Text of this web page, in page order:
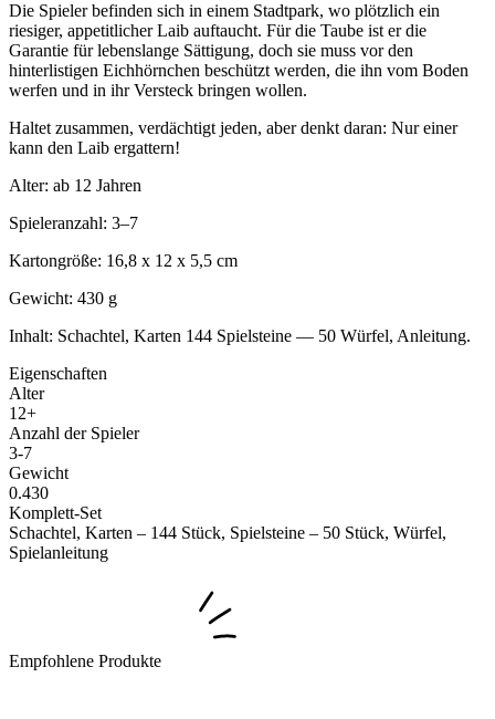
Die Spieler befinden sich in einem Stadtpark, wo plötzlich ein
riesiger, appetitlicher Laib auftaucht. Für die Taube ist er die
Garantie für lebenslange Sättigung, doch sie muss vor den
hinterlistigen Eichhörnchen beschützt werden, die ihn vom Boden
werfen und in ihr Versteck bringen wollen.
Haltet zusammen, verdächtigt jeden, aber denkt daran: Nur einer
kann den Laib ergattern!
Alter: ab 12 Jahren
Spieleranzahl: 3–7
Kartongröße: 16,8 x 12 x 5,5 cm
Gewicht: 430 g
Inhalt: Schachtel, Karten 144 Spielsteine ​​— 50 Würfel, Anleitung.
Eigenschaften
Alter
12+
Anzahl der Spieler
3-7
Gewicht
0.430
Komplett-Set
Schachtel, Karten – 144 Stück, Spielsteine ​​– 50 Stück, Würfel,
Spielanleitung
Empfohlene Produkte